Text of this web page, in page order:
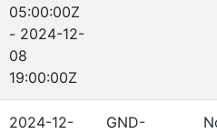
05:00:00Z
- 2024-12-
08
19:00:00Z
2024-12-
GND-